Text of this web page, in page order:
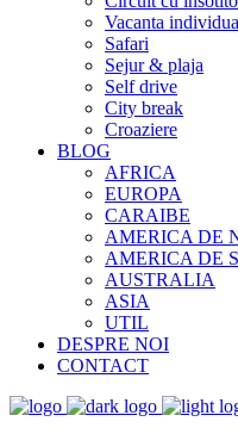
Vacanta
Safari
Sejur & plaja
Self drive
City break
Croaziere
BLOG
AFRICA
EUROPA
CARAIBE
AMERICA DE
AMERICA DE
AUSTRALIA
ASIA
UTIL
DESPRE NOI
CONTACT